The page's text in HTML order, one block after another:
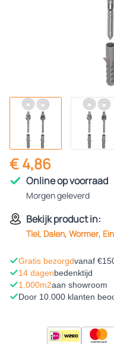
€ 4,86
Online op voorraad
Morgen geleverd
Bekijk product in:
Tiel, Dalen, Wormer,
Gratis bezorgdvanaf
14 dagenbedenktijd
1.000m2aan showroom
Door 10.000 klanten